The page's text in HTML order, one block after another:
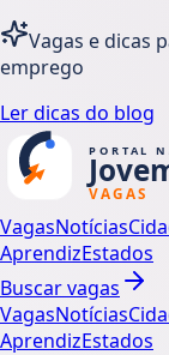
Vagas e dicas
emprego
Ler dicas do blog
VagasNotícias
AprendizEstados
Buscar vagas
VagasNotícias
AprendizEstados